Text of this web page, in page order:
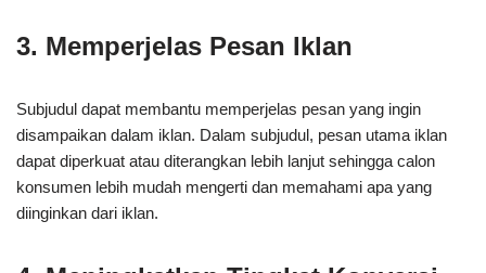
3. Memperjelas Pesan Iklan
Subjudul dapat membantu memperjelas pesan yang ingin
disampaikan dalam iklan. Dalam subjudul, pesan utama iklan
dapat diperkuat atau diterangkan lebih lanjut sehingga calon
konsumen lebih mudah mengerti dan memahami apa yang
diinginkan dari iklan.